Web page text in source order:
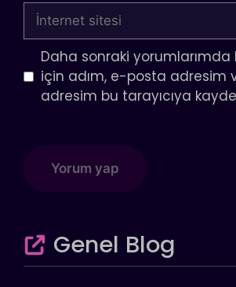
İnternet
sitesi
Daha sonraki yorumlarımda
için adım, e-posta adresim
adresim bu tarayıcıya
Genel Blog